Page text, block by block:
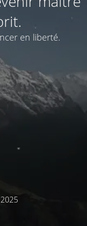
en liberté.